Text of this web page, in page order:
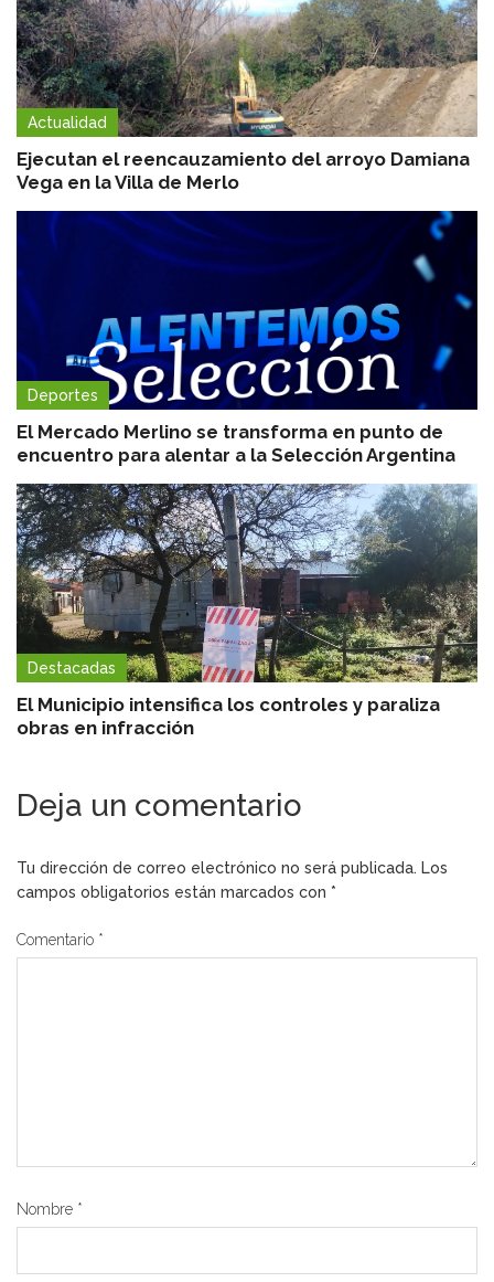
Actualidad
Ejecutan el reencauzamiento del arroyo Damiana
Vega en la Villa de Merlo
Deportes
El Mercado Merlino se transforma en punto de
encuentro para alentar a la Selección Argentina
Destacadas
El Municipio intensifica los controles y paraliza
obras en infracción
Deja un comentario
Tu dirección de correo electrónico no será publicada. Los
campos obligatorios están marcados con *
Comentario *
Nombre *